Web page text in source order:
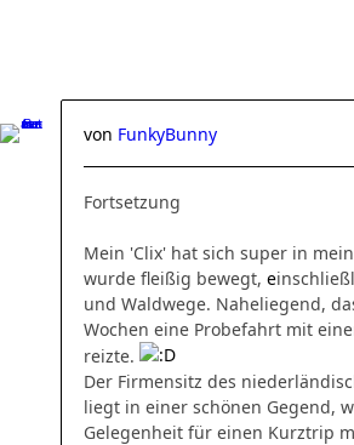
von FunkyBunny
Fortsetzung
Mein 'Clix' hat sich super in
wurde fleißig bewegt, e
und Waldwege. Naheliegend,
Wochen eine Probefahrt mit
reizte.
Der Firmensitz des
liegt in einer schönen Gegend,
Gelegenheit für einen Kurztrip